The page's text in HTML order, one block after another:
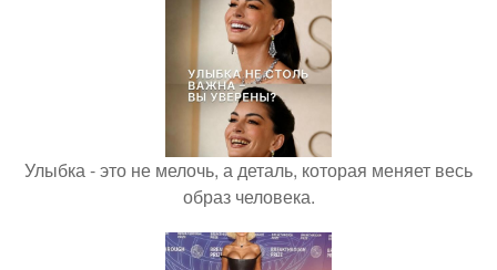
Улыбка - это не мелочь, а деталь, которая меняет весь
образ человека.